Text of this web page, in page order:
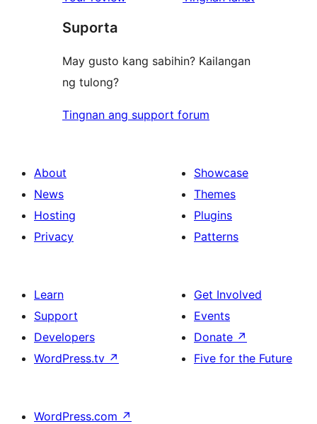
Suporta
May gusto kang sabihin? Kailangan
ng tulong?
Tingnan ang support forum
About
News
Hosting
Privacy
Showcase
Themes
Plugins
Patterns
Learn
Support
Developers
WordPress.tv ↗
Get Involved
Events
Donate ↗
Five for the Future
WordPress.com ↗